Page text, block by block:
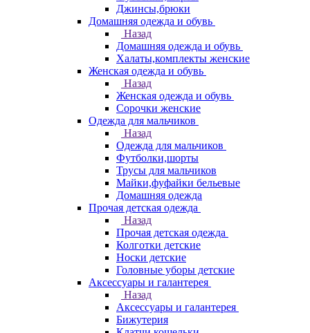
Джинсы,брюки
Домашняя одежда и обувь
Назад
Домашняя одежда и обувь
Халаты,комплекты женские
Женская одежда и обувь
Назад
Женская одежда и обувь
Сорочки женские
Одежда для мальчиков
Назад
Одежда для мальчиков
Футболки,шорты
Трусы для мальчиков
Майки,фуфайки бельевые
Домашняя одежда
Прочая детская одежда
Назад
Прочая детская одежда
Колготки детские
Носки детские
Головные уборы детские
Аксессуары и галантерея
Назад
Аксессуары и галантерея
Бижутерия